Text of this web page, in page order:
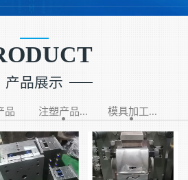
产品展示
品 注塑产品... 模具加工...